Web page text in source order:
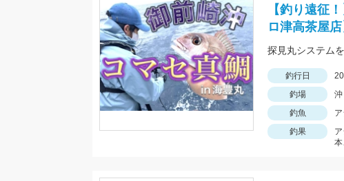
【釣り遠征
ロ津高茶屋店
探見丸システム
釣行日
釣場
沖
釣魚
釣果
本